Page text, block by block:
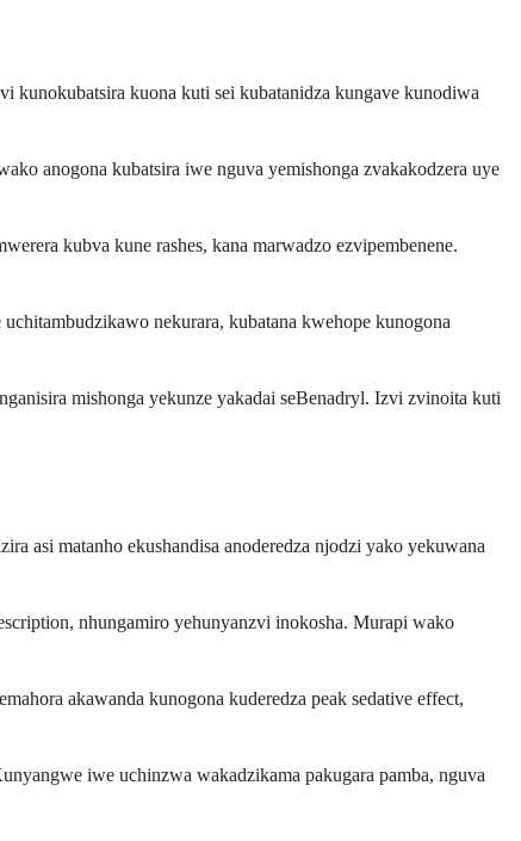
kunokubatsira kuona kuti sei kubatanidza kungave kunodiwa
anogona kubatsira iwe nguva yemishonga zvakakodzera uye
kubva kune rashes, kana marwadzo ezvipembenene.
nekurara, kubatana kwehope kunogona
mishonga yekunze yakadai seBenadryl. Izvi zvinoita kuti
asi matanho ekushandisa anoderedza njodzi yako yekuwana
nhungamiro yehunyanzvi inokosha. Murapi wako
akawanda kunogona kuderedza peak sedative effect,
iwe uchinzwa wakadzikama pakugara pamba, nguva